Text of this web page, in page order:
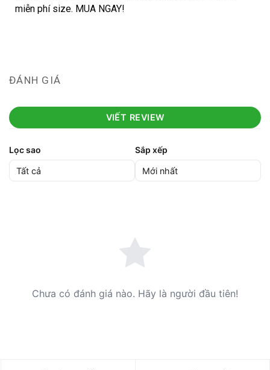
miễn phí size. MUA NGAY!
ĐÁNH GIÁ
VIẾT REVIEW
Lọc sao Sắp xếp
Chưa có đánh giá nào. Hãy là người đầu tiên!